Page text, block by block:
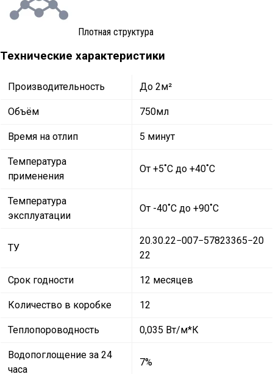
Плотная структура
Технические характеристики
Производительность До 2м²
Объём 750мл
Время на отлип 5 минут
Температура
применения
От +5˚C до +40˚C
Температура
эксплуатации
От -40˚C до +90˚C
ТУ
20.30.22−007−57823365−20
22
Срок годности 12 месяцев
Количество в коробке 12
Теплопороводность 0,035 Вт/м*К
Водопоглощение за 24
часа
7%